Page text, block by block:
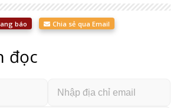
báo Chia sẻ qua Email
đọc